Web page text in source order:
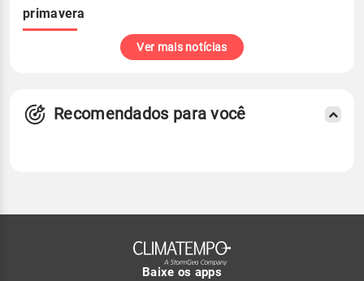
primavera
Ver mais notícias
Recomendados para você
Baixe os apps